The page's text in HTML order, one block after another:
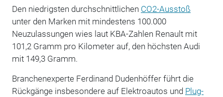
Den niedrigsten durchschnittlichen CO2-Ausstoß
unter den Marken mit mindestens 100.000
Neuzulassungen wies laut KBA-Zahlen Renault mit
101,2 Gramm pro Kilometer auf, den höchsten Audi
mit 149,3 Gramm.
Branchenexperte Ferdinand Dudenhöffer führt die
Rückgänge insbesondere auf Elektroautos und Plug-